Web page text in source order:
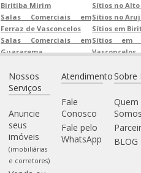
Biritiba Mirim
Salas Comerciais em
Ferraz de Vasconcelos
Salas Comerciais em
Guararema
Itaquaquecetuba
Salas Comerciais em
Mogi das Cruzes
Salas Comerciais em Poá
Salas Comerciais em
Salesópolis
Salas Comerciais em
Santa Isabel
Sítios no
Sítios no
Sítios em
Sítios em
Vasconcelos
Sítios em
Cruzes
Sítios em
Sítios em
Nossos
Serviços
Anuncie
seus
imóveis
(imobiliárias
e corretores)
Atendimento
Fale
Conosco
Fale pelo
WhatsApp
Sobre
Quem
Somos
BLOG